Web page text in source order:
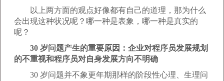
以上两方面的观点好像都有自己的道理，那为什么
会出现这种状况呢？哪一种是表象，哪一种是真实的
呢？
30 岁问题产生的重要原因：企业对程序员发展规划
的不重视和程序员对自身发展方向不明确
30 岁问题并不象更年期那样的阶段性心理、生理问